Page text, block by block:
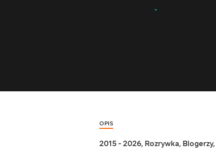
OPIS
2015 - 2026, Rozrywka, Blogerzy,